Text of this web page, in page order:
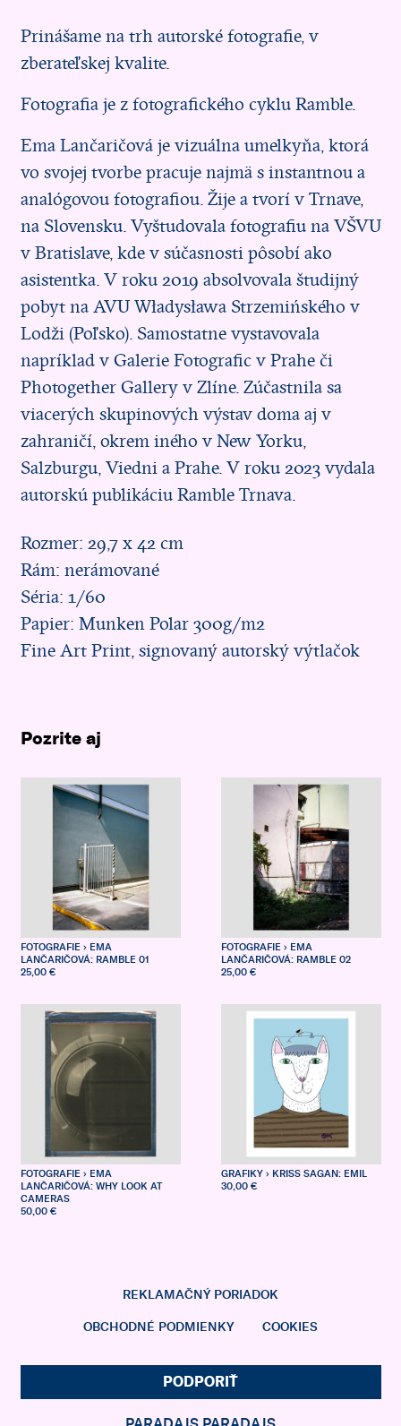
Prinášame na trh autorské fotografie, v
zberateľskej kvalite.
Fotografia je z fotografického cyklu Ramble.
Ema Lančaričová je vizuálna umelkyňa, ktorá
vo svojej tvorbe pracuje najmä s instantnou a
analógovou fotografiou. Žije a tvorí v Trnave,
na Slovensku. Vyštudovala fotografiu na VŠVU
v Bratislave, kde v súčasnosti pôsobí ako
asistentka. V roku 2019 absolvovala študijný
pobyt na AVU Władysława Strzemińského v
Lodži (Poľsko). Samostatne vystavovala
napríklad v Galerie Fotografic v Prahe či
Photogether Gallery v Zlíne. Zúčastnila sa
viacerých skupinových výstav doma aj v
zahraničí, okrem iného v New Yorku,
Salzburgu, Viedni a Prahe. V roku 2023 vydala
autorskú publikáciu Ramble Trnava.
Rozmer: 29,7 x 42 cm
Rám: nerámované
Séria: 1/60
Papier: Munken Polar 300g/m2
Fine Art Print, signovaný autorský výtlačok
Pozrite aj
FOTOGRAFIE › EMA
LANČARIČOVÁ: RAMBLE 01
25,00 €
FOTOGRAFIE › EMA
LANČARIČOVÁ: RAMBLE 02
25,00 €
FOTOGRAFIE › EMA
LANČARIČOVÁ: WHY LOOK AT
CAMERAS
50,00 €
GRAFIKY› KRISS SAGAN: EMIL
30,00 €
REKLAMAČNÝ PORIADOK
OBCHODNÉ PODMIENKY COOKIES
PODPORIŤ